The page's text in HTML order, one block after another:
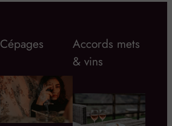
Cépages
Accords mets
& vins